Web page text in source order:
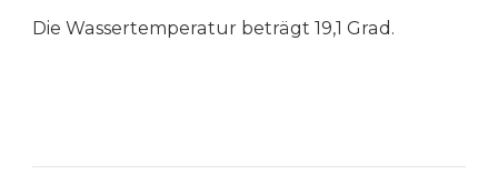
Die Wassertemperatur beträgt 19,1 Grad.